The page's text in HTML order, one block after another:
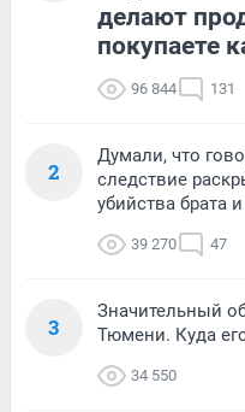
делают
покупаете
96 844 131
2
Думали, что
следствие
убийства брата
39 270 47
3
Значительный
Тюмени. Куда
34 550